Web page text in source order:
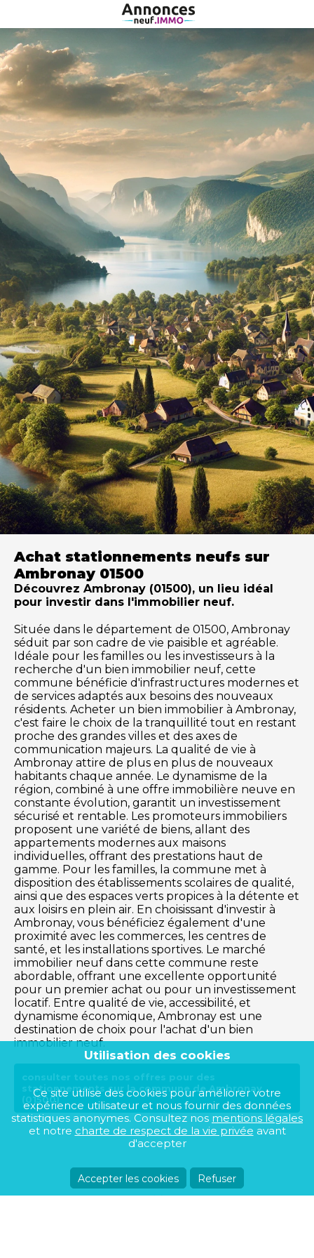
Achat stationnements neufs sur
Ambronay 01500
Découvrez Ambronay (01500), un lieu idéal
pour investir dans l'immobilier neuf.
Située dans le département de 01500, Ambronay
séduit par son cadre de vie paisible et agréable.
Idéale pour les familles ou les investisseurs à la
recherche d'un bien immobilier neuf, cette
commune bénéficie d'infrastructures modernes et
de services adaptés aux besoins des nouveaux
résidents. Acheter un bien immobilier à Ambronay,
c'est faire le choix de la tranquillité tout en restant
proche des grandes villes et des axes de
communication majeurs. La qualité de vie à
Ambronay attire de plus en plus de nouveaux
habitants chaque année. Le dynamisme de la
région, combiné à une offre immobilière neuve en
constante évolution, garantit un investissement
sécurisé et rentable. Les promoteurs immobiliers
proposent une variété de biens, allant des
appartements modernes aux maisons
individuelles, offrant des prestations haut de
gamme. Pour les familles, la commune met à
disposition des établissements scolaires de qualité,
ainsi que des espaces verts propices à la détente et
aux loisirs en plein air. En choisissant d'investir à
Ambronay, vous bénéficiez également d'une
proximité avec les commerces, les centres de
santé, et les installations sportives. Le marché
immobilier neuf dans cette commune reste
abordable, offrant une excellente opportunité
pour un premier achat ou pour un investissement
locatif. Entre qualité de vie, accessibilité, et
dynamisme économique, Ambronay est une
destination de choix pour l'achat d'un bien
immobilier neuf.
consulter toutes nos offres pour des
stationnements sur la commune de Ambronay
(01500)
Utilisation des cookies
Ce site utilise des cookies pour améliorer votre
expérience utilisateur et nous fournir des données
statistiques anonymes. Consultez nos mentions légales
et notre charte de respect de la vie privée avant
d'accepter
Accepter les cookies Refuser